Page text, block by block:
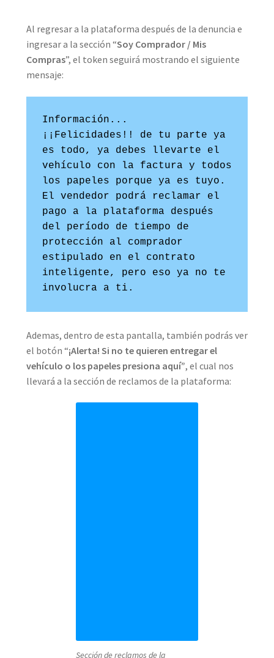
Al regresar a la plataforma después de la denuncia e
ingresar a la sección “Soy Comprador / Mis
Compras”, el token seguirá mostrando el siguiente
mensaje:
Información...
¡¡Felicidades!! de tu parte ya
es todo, ya debes llevarte el
vehículo con la factura y todos
los papeles porque ya es tuyo.
El vendedor podrá reclamar el
pago a la plataforma después
del período de tiempo de
protección al comprador
estipulado en el contrato
inteligente, pero eso ya no te
involucra a ti.
Ademas, dentro de esta pantalla, también podrás ver
el botón “¡Alerta! Si no te quieren entregar el
vehículo o los papeles presiona aquí”, el cual nos
llevará a la sección de reclamos de la plataforma:
Sección de reclamos de la